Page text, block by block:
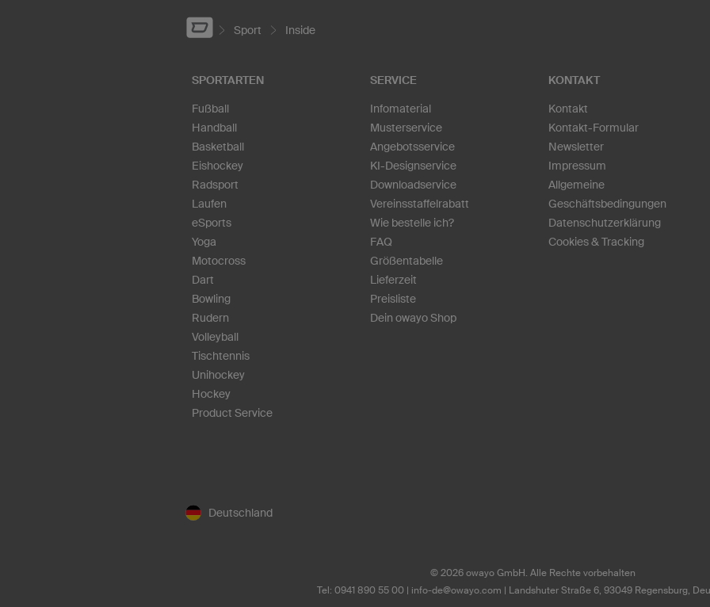
Sport Inside
SPORTARTEN
Fußball
Handball
Basketball
Eishockey
Radsport
Laufen
eSports
Yoga
Motocross
Dart
Bowling
Rudern
Volleyball
Tischtennis
Unihockey
Hockey
Product Service
SERVICE
Infomaterial
Musterservice
Angebotsservice
KI-Designservice
Downloadservice
Vereinsstaffelrabatt
Wie bestelle ich?
FAQ
Größentabelle
Lieferzeit
Preisliste
Dein owayo Shop
KONTAKT
Kontakt
Kontakt-Formular
Newsletter
Impressum
Allgemeine
Geschäftsbedingungen
Datenschutzerklärung
Cookies & Tracking
Deutschland
© 2026owayo GmbH. Alle Rechte vorbehalten
Tel: 0941 890 55 00| info-de@owayo.com | Landshuter Straße 6, 93049 Regensburg,